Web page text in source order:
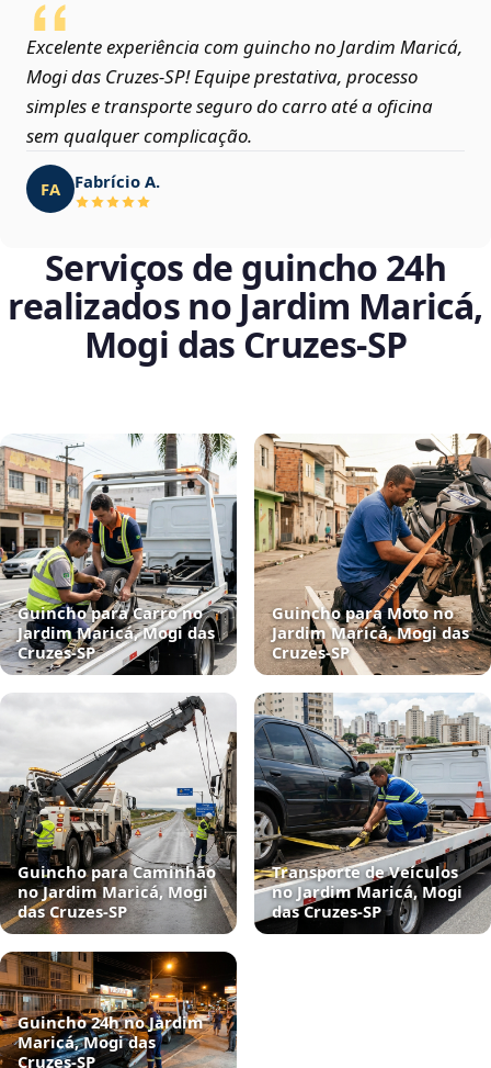
Excelente experiência com guincho no Jardim Maricá,
Mogi das Cruzes‑SP! Equipe prestativa, processo
simples e transporte seguro do carro até a oficina
sem qualquer complicação.
FA Fabrício A.
Serviços de guincho 24h
realizados no Jardim Maricá,
Mogi das Cruzes‑SP
Guincho para Carro no
Jardim Maricá, Mogi das
Cruzes‑SP
Guincho para Moto no
Jardim Maricá, Mogi das
Cruzes‑SP
Guincho para Caminhão
no Jardim Maricá, Mogi
das Cruzes‑SP
Transporte de Veículos
no Jardim Maricá, Mogi
das Cruzes‑SP
Guincho 24h no Jardim
Maricá, Mogi das
Cruzes‑SP